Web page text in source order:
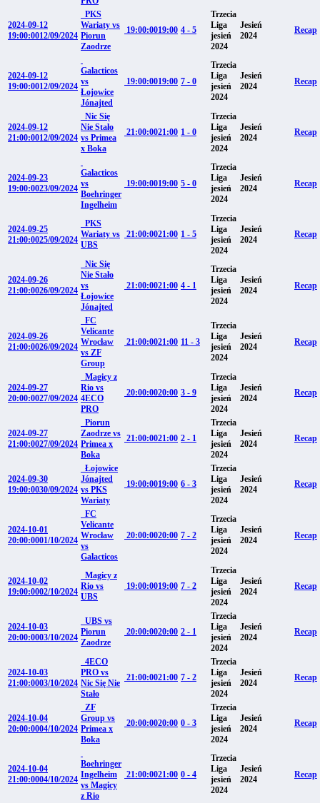
2024-09-12
19:00:0012/09/2024
PKS
Wariaty vs
Piorun
Zaodrze
19:00:0019:00 4 - 5
Trzecia
Liga
jesień
2024
Jesień
2024
Recap
2024-09-12
19:00:0012/09/2024
Galacticos
vs
Łojowice
Jónajted
19:00:0019:00 7 - 0
Trzecia
Liga
jesień
2024
Jesień
2024
Recap
2024-09-12
21:00:0012/09/2024
Nic Się
Nie Stało
vs Primea
x Boka
21:00:0021:00 1 - 0
Trzecia
Liga
jesień
2024
Jesień
2024
Recap
2024-09-23
19:00:0023/09/2024
Galacticos
vs
Boehringer
Ingelheim
19:00:0019:00 5 - 0
Trzecia
Liga
jesień
2024
Jesień
2024
Recap
2024-09-25
21:00:0025/09/2024
PKS
Wariaty vs
UBS
21:00:0021:00 1 - 5
Trzecia
Liga
jesień
2024
Jesień
2024
Recap
2024-09-26
21:00:0026/09/2024
Nic Się
Nie Stało
vs
Łojowice
Jónajted
21:00:0021:00 4 - 1
Trzecia
Liga
jesień
2024
Jesień
2024
Recap
2024-09-26
21:00:0026/09/2024
FC
Velicante
Wrocław
vs ZF
Group
21:00:0021:00 11 - 3
Trzecia
Liga
jesień
2024
Jesień
2024
Recap
2024-09-27
20:00:0027/09/2024
Magicy z
Rio vs
4ECO
PRO
20:00:0020:00 3 - 9
Trzecia
Liga
jesień
2024
Jesień
2024
Recap
2024-09-27
21:00:0027/09/2024
Piorun
Zaodrze vs
Primea x
Boka
21:00:0021:00 2 - 1
Trzecia
Liga
jesień
2024
Jesień
2024
Recap
2024-09-30
19:00:0030/09/2024
Łojowice
Jónajted
vs PKS
Wariaty
19:00:0019:00 6 - 3
Trzecia
Liga
jesień
2024
Jesień
2024
Recap
2024-10-01
20:00:0001/10/2024
FC
Velicante
Wrocław
vs
Galacticos
20:00:0020:00 7 - 2
Trzecia
Liga
jesień
2024
Jesień
2024
Recap
2024-10-02
19:00:0002/10/2024
Magicy z
Rio vs
UBS
19:00:0019:00 7 - 2
Trzecia
Liga
jesień
2024
Jesień
2024
Recap
2024-10-03
20:00:0003/10/2024
UBS vs
Piorun
Zaodrze
20:00:0020:00 2 - 1
Trzecia
Liga
jesień
2024
Jesień
2024
Recap
2024-10-03
21:00:0003/10/2024
4ECO
PRO vs
Nic Się Nie
Stało
21:00:0021:00 7 - 2
Trzecia
Liga
jesień
2024
Jesień
2024
Recap
2024-10-04
20:00:0004/10/2024
ZF
Group vs
Primea x
Boka
20:00:0020:00 0 - 3
Trzecia
Liga
jesień
2024
Jesień
2024
Recap
2024-10-04
21:00:0004/10/2024
Boehringer
Ingelheim
vs Magicy
z Rio
21:00:0021:00 0 - 4
Trzecia
Liga
jesień
2024
Jesień
2024
Recap